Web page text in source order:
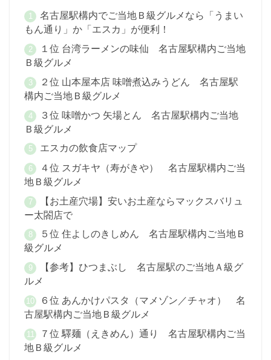
名古屋駅構内でご当地Ｂ級グルメなら「うまい
もん通り」か「エスカ」が便利！
１位 台湾ラーメンの味仙 名古屋駅構内ご当地
Ｂ級グルメ
２位 山本屋本店 味噌煮込みうどん 名古屋駅
構内ご当地Ｂ級グルメ
３位 味噌かつ 矢場とん 名古屋駅構内ご当地
Ｂ級グルメ
エスカの飲食店マップ
４位 スガキヤ（寿がきや） 名古屋駅構内ご当
地Ｂ級グルメ
【お土産穴場】安いお土産ならマックスバリュ
ー太閤店で
５位 住よしのきしめん 名古屋駅構内ご当地Ｂ
級グルメ
【参考】ひつまぶし 名古屋駅のご当地Ａ級グ
ルメ
６位 あんかけパスタ（マメゾン／チャオ） 名
古屋駅構内ご当地Ｂ級グルメ
７位 驛麺（えきめん）通り 名古屋駅構内ご当
地Ｂ級グルメ